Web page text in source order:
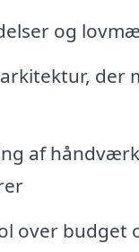
og
der
af
over budget